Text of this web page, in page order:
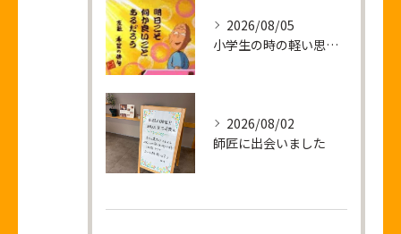
2026/08/05
小学生の時の軽い思い出話し
2026/08/02
師匠に出会いました